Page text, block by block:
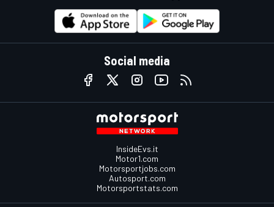
Social media
InsideEvs.it
Motor1.com
Motorsportjobs.com
Autosport.com
Motorsportstats.com